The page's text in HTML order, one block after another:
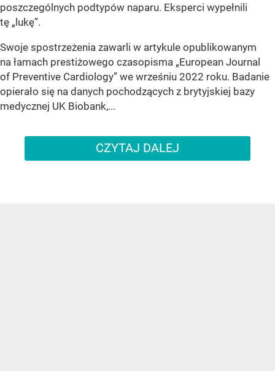
poszczególnych podtypów naparu. Eksperci wypełnili
tę „lukę”.
Swoje spostrzeżenia zawarli w artykule opublikowanym
na łamach prestiżowego czasopisma „European Journal
of Preventive Cardiology” we wrześniu 2022 roku. Badanie
opierało się na danych pochodzących z brytyjskiej bazy
medycznej UK Biobank,...
CZYTAJ DALEJ